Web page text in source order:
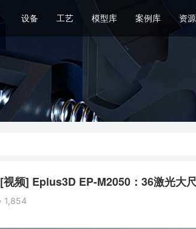
设备 工艺 模型库 案例库 资
[视频] Eplus3D EP-M2050：36激光大
1,854